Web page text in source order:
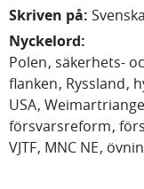
Skriven på: Svenska
Nyckelord:
Polen säkerhets-
flanken Ryssland
USA
försvarsreform
VJTF MNC NE